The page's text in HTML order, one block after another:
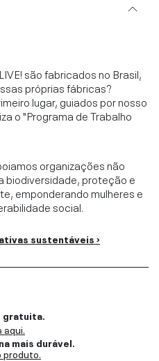
são fabricados no Brasil,
próprias fábricas?
lugar, guiados por nosso
o "Programa de Trabalho
organizações não
biodiversidade, proteção e
emponderando mulheres e
social.
sustentáveis ›
aqui.
mais durável.
produto.